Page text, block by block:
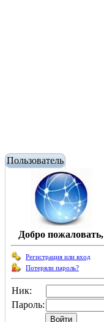
Пользователь
Добро пожаловать,
Регистрация или вход
Потеряли пароль?
Ник:
Пароль: